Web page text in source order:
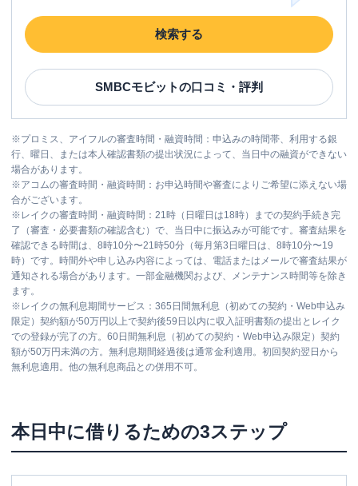
検索する
SMBCモビットの口コミ・評判
※プロミス、アイフルの審査時間・融資時間：申込みの時間帯、利用する銀
行、曜日、または本人確認書類の提出状況によって、当日中の融資ができない
場合があります。
※アコムの審査時間・融資時間：お申込時間や審査によりご希望に添えない場
合がございます。
※ レイクの審査時間・融資時間：21時（日曜日は18時）までの契約手続き完
了（審査・必要書類の確認含む）で、当日中に振込みが可能です。審査結果を
確認できる時間は、8時10分〜21時50分（毎月第3日曜日は、8時10分〜19
時）です。時間外や申し込み内容によっては、電話またはメールで審査結果が
通知される場合があります。一部金融機関および、メンテナンス時間等を除き
ます。
※ レイクの無利息期間サービス：365日間無利息（初めての契約・Web申込み
限定）契約額が50万円以上で契約後59日以内に収入証明書類の提出とレイク
での登録が完了の方。60日間無利息（初めての契約・Web申込み限定）契約
額が50万円未満の方。無利息期間経過後は通常金利適用。初回契約翌日から
無利息適用。他の無利息商品との併用不可。
本日中に借りるための3ステップ